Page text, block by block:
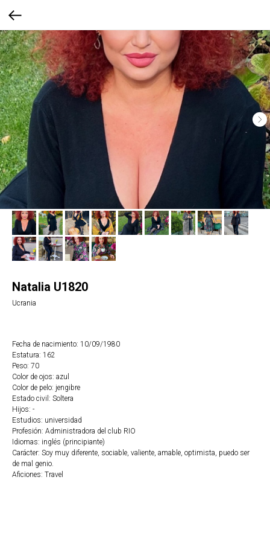
Natalia U1820
Ucrania
Fecha de nacimiento: 10/09/1980
Estatura: 162
Peso: 70
Color de ojos: azul
Color de pelo: jengibre
Estado civil: Soltera
Hijos: -
Estudios: universidad
Profesión: Administradora del club RIO
Idiomas: inglés (principiante)
Carácter: Soy muy diferente, sociable, valiente, amable, optimista, puedo ser
de mal genio.
Aficiones: Travel